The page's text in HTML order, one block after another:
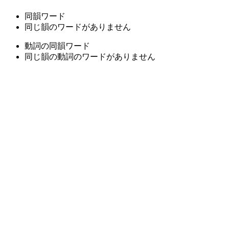
同韻ワード
同じ韻のワードがありません
動詞の同韻ワード
同じ韻の動詞のワードがありません